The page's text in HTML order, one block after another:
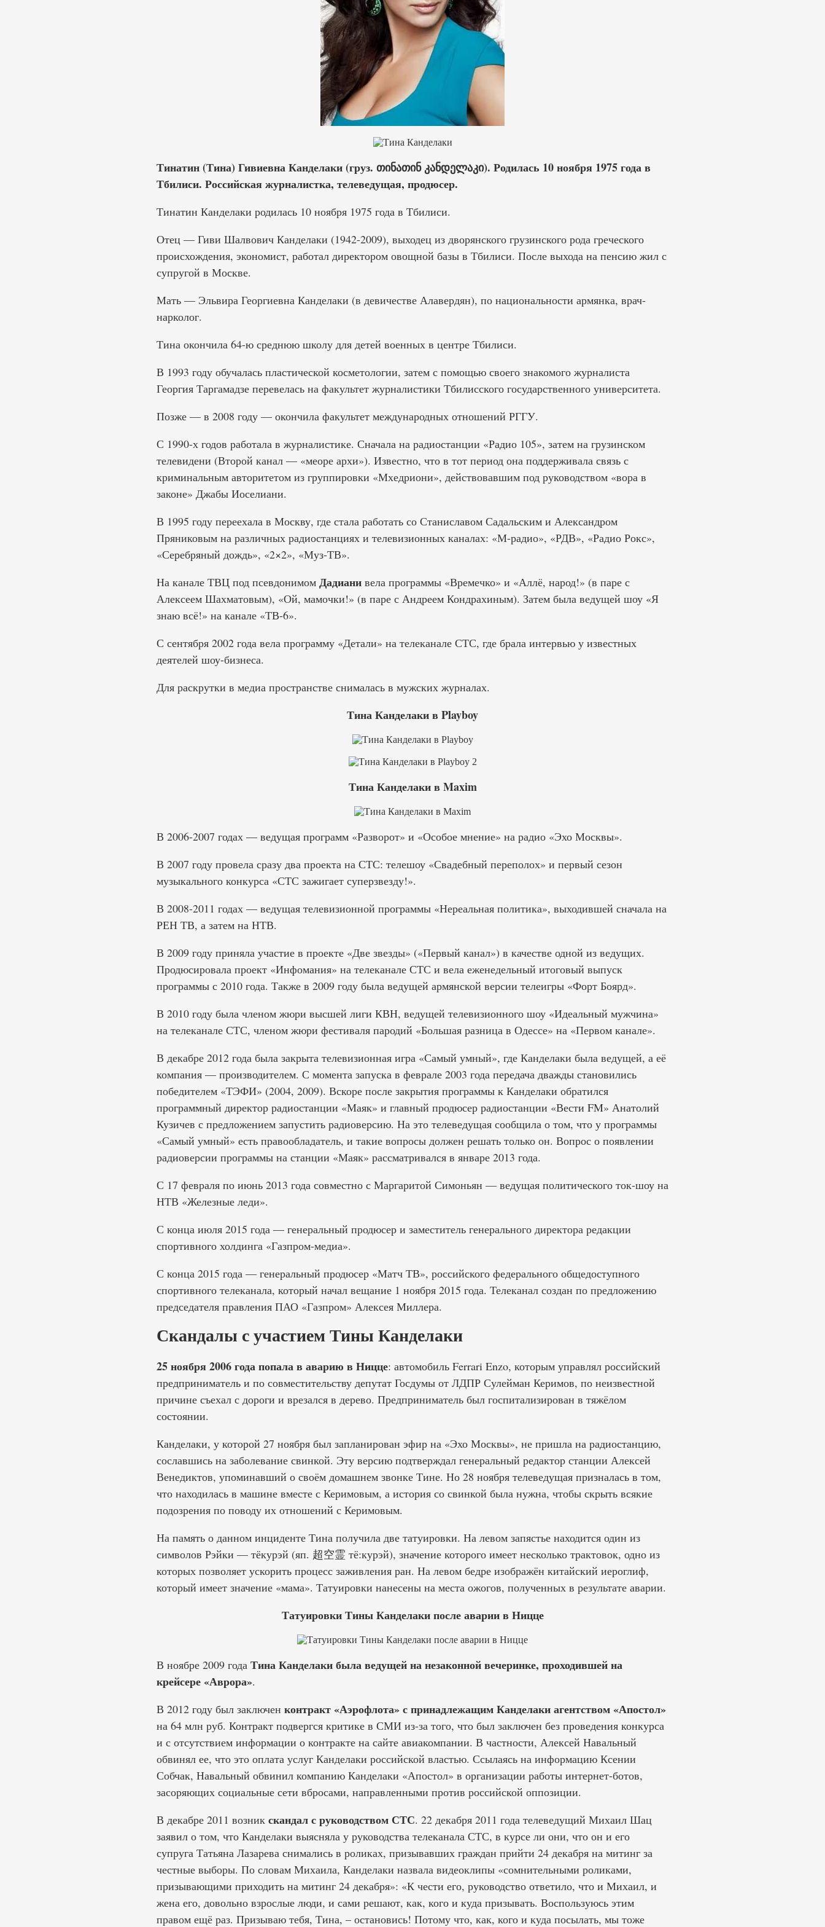
Тинатин (Тина) Гивиевна Канделаки (груз. თინათინ კანდელაკი). Родилась 10 ноября 1975 года в
Тбилиси. Российская журналистка, телеведущая, продюсер.
Тинатин Канделаки родилась 10 ноября 1975 года в Тбилиси.
Отец — Гиви Шалвович Канделаки (1942-2009), выходец из дворянского грузинского рода греческого
происхождения, экономист, работал директором овощной базы в Тбилиси. После выхода на пенсию жил с
супругой в Москве.
Мать — Эльвира Георгиевна Канделаки (в девичестве Алавердян), по национальности армянка, врач-
нарколог.
Тина окончила 64-ю среднюю школу для детей военных в центре Тбилиси.
В 1993 году обучалась пластической косметологии, затем с помощью своего знакомого журналиста
Георгия Таргамадзе перевелась на факультет журналистики Тбилисского государственного университета.
Позже — в 2008 году — окончила факультет международных отношений РГГУ.
С 1990-х годов работала в журналистике. Сначала на радиостанции «Радио 105», затем на грузинском
телевидени (Второй канал — «меоре архи»). Известно, что в тот период она поддерживала связь с
криминальным авторитетом из группировки «Мхедриони», действовавшим под руководством «вора в
законе» Джабы Иоселиани.
В 1995 году переехала в Москву, где стала работать со Станиславом Садальским и Александром
Пряниковым на различных радиостанциях и телевизионных каналах: «М-радио», «РДВ», «Радио Рокс»,
«Серебряный дождь», «2×2», «Муз-ТВ».
На канале ТВЦ под псевдонимом Дадианивела программы «Времечко» и «Аллё, народ!» (в паре с
Алексеем Шахматовым), «Ой, мамочки!» (в паре с Андреем Кондрахиным). Затем была ведущей шоу «Я
знаю всё!» на канале «ТВ-6».
С сентября 2002 года вела программу «Детали» на телеканале СТС, где брала интервью у известных
деятелей шоу-бизнеса.
Для раскрутки в медиа пространстве снималась в мужских журналах.
Тина Канделаки в Playboy
Тина Канделаки в Maxim
В 2006-2007 годах — ведущая программ «Разворот» и «Особое мнение» на радио «Эхо Москвы».
В 2007 году провела сразу два проекта на СТС: телешоу «Свадебный переполох» и первый сезон
музыкального конкурса «СТС зажигает суперзвезду!».
В 2008-2011 годах — ведущая телевизионной программы «Нереальная политика», выходившей сначала на
РЕН ТВ, а затем на НТВ.
В 2009 году приняла участие в проекте «Две звезды» («Первый канал») в качестве одной из ведущих.
Продюсировала проект «Инфомания» на телеканале СТС и вела еженедельный итоговый выпуск
программы с 2010 года. Также в 2009 году была ведущей армянской версии телеигры «Форт Боярд».
В 2010 году была членом жюри высшей лиги КВН, ведущей телевизионного шоу «Идеальный мужчина»
на телеканале СТС, членом жюри фестиваля пародий «Большая разница в Одессе» на «Первом канале».
В декабре 2012 года была закрыта телевизионная игра «Самый умный», где Канделаки была ведущей, а её
компания — производителем. С момента запуска в феврале 2003 года передача дважды становились
победителем «ТЭФИ» (2004, 2009). Вскоре после закрытия программы к Канделаки обратился
программный директор радиостанции «Маяк» и главный продюсер радиостанции «Вести FM» Анатолий
Кузичев с предложением запустить радиоверсию. На это телеведущая сообщила о том, что у программы
«Самый умный» есть правообладатель, и такие вопросы должен решать только он. Вопрос о появлении
радиоверсии программы на станции «Маяк» рассматривался в январе 2013 года.
С 17 февраля по июнь 2013 года совместно с Маргаритой Симоньян — ведущая политического ток-шоу на
НТВ «Железные леди».
С конца июля 2015 года — генеральный продюсер и заместитель генерального директора редакции
спортивного холдинга «Газпром-медиа».
С конца 2015 года — генеральный продюсер «Матч ТВ», российского федерального общедоступного
спортивного телеканала, который начал вещание 1 ноября 2015 года. Телеканал создан по предложению
председателя правления ПАО «Газпром» Алексея Миллера.
Скандалы с участием Тины Канделаки
25 ноября 2006 года попала в аварию в Ницце: автомобиль Ferrari Enzo, которым управлял российский
предприниматель и по совместительству депутат Госдумы от ЛДПР Сулейман Керимов, по неизвестной
причине съехал с дороги и врезался в дерево. Предприниматель был госпитализирован в тяжёлом
состоянии.
Канделаки, у которой 27 ноября был запланирован эфир на «Эхо Москвы», не пришла на радиостанцию,
сославшись на заболевание свинкой. Эту версию подтверждал генеральный редактор станции Алексей
Венедиктов, упоминавший о своём домашнем звонке Тине. Но 28 ноября телеведущая призналась в том,
что находилась в машине вместе с Керимовым, а история со свинкой была нужна, чтобы скрыть всякие
подозрения по поводу их отношений с Керимовым.
На память о данном инциденте Тина получила две татуировки. На левом запястье находится один из
символов Рэйки — тёкурэй (яп. 超空霊 тё:курэй), значение которого имеет несколько трактовок, одно из
которых позволяет ускорить процесс заживления ран. На левом бедре изображён китайский иероглиф,
который имеет значение «мама». Татуировки нанесены на места ожогов, полученных в результате аварии.
Татуировки Тины Канделаки после аварии в Ницце
В ноябре 2009 года Тина Канделаки была ведущей на незаконной вечеринке, проходившей на
крейсере «Аврора».
В 2012 году был заключен контракт «Аэрофлота» с принадлежащим Канделаки агентством «Апостол»
на 64 млн руб. Контракт подвергся критике в СМИ из-за того, что был заключен без проведения конкурса
и с отсутствием информации о контракте на сайте авиакомпании. В частности, Алексей Навальный
обвинял ее, что это оплата услуг Канделаки российской властью. Ссылаясь на информацию Ксении
Собчак, Навальный обвинил компанию Канделаки «Апостол» в организации работы интернет-ботов,
засоряющих социальные сети вбросами, направленными против российской оппозиции.
В декабре 2011 возник скандал с руководством СТС. 22 декабря 2011 года телеведущий Михаил Шац
заявил о том, что Канделаки выясняла у руководства телеканала СТС, в курсе ли они, что он и его
супруга Татьяна Лазарева снимались в роликах, призывавших граждан прийти 24 декабря на митинг за
честные выборы. По словам Михаила, Канделаки назвала видеоклипы «сомнительными роликами,
призывающими приходить на митинг 24 декабря»: «К чести его, руководство ответило, что и Михаил, и
жена его, довольно взрослые люди, и сами решают, как, кого и куда призывать. Воспользуюсь этим
правом ещё раз. Призываю тебя, Тина, – остановись! Потому что, как, кого и куда посылать, мы тоже